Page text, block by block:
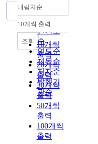
정확도
순
인기도
순
연도순
제목순
저자순
발행기
관순
내림차순
내림차순
10개씩 출력
10개씩
출력
20개씩
출력
30개씩
출력
50개씩
출력
100개씩
출력
조회